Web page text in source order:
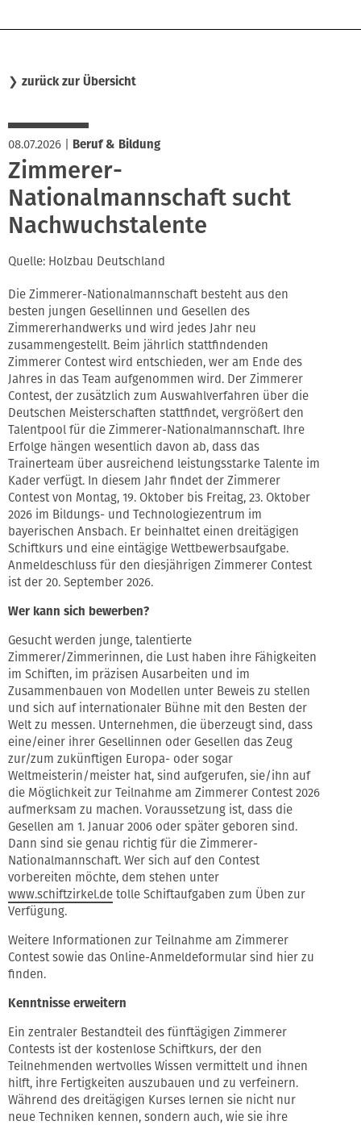
❯ zurück zur Übersicht
08.07.2026 Beruf & Bildung
Zimmerer-
Nationalmannschaft sucht
Nachwuchstalente
Quelle: Holzbau Deutschland
Die Zimmerer-Nationalmannschaft besteht aus den
besten jungen Gesellinnen und Gesellen des
Zimmererhandwerks und wird jedes Jahr neu
zusammengestellt. Beim jährlich stattfindenden
Zimmerer Contest wird entschieden, wer am Ende des
Jahres in das Team aufgenommen wird. Der Zimmerer
Contest, der zusätzlich zum Auswahlverfahren über die
Deutschen Meisterschaften stattfindet, vergrößert den
Talentpool für die Zimmerer-Nationalmannschaft. Ihre
Erfolge hängen wesentlich davon ab, dass das
Trainerteam über ausreichend leistungsstarke Talente im
Kader verfügt. In diesem Jahr findet der Zimmerer
Contest von Montag, 19. Oktober bis Freitag, 23. Oktober
2026 im Bildungs- und Technologiezentrum im
bayerischen Ansbach. Er beinhaltet einen dreitägigen
Schiftkurs und eine eintägige Wettbewerbsaufgabe.
Anmeldeschluss für den diesjährigen Zimmerer Contest
ist der 20. September 2026.
Wer kann sich bewerben?
Gesucht werden junge, talentierte
Zimmerer/Zimmerinnen, die Lust haben ihre Fähigkeiten
im Schiften, im präzisen Ausarbeiten und im
Zusammenbauen von Modellen unter Beweis zu stellen
und sich auf internationaler Bühne mit den Besten der
Welt zu messen. Unternehmen, die überzeugt sind, dass
eine/einer ihrer Gesellinnen oder Gesellen das Zeug
zur/zum zukünftigen Europa- oder sogar
Weltmeisterin/meister hat, sind aufgerufen, sie/ihn auf
die Möglichkeit zur Teilnahme am Zimmerer Contest 2026
aufmerksam zu machen. Voraussetzung ist, dass die
Gesellen am 1. Januar 2006 oder später geboren sind.
Dann sind sie genau richtig für die Zimmerer-
Nationalmannschaft. Wer sich auf den Contest
vorbereiten möchte, dem stehen unter
www.schiftzirkel.de tolle Schiftaufgaben zum Üben zur
Verfügung.
Weitere Informationen zur Teilnahme am Zimmerer
Contest sowie das Online-Anmeldeformular sind hier zu
finden.
Kenntnisse erweitern
Ein zentraler Bestandteil des fünftägigen Zimmerer
Contests ist der kostenlose Schiftkurs, der den
Teilnehmenden wertvolles Wissen vermittelt und ihnen
hilft, ihre Fertigkeiten auszubauen und zu verfeinern.
Während des dreitägigen Kurses lernen sie nicht nur
neue Techniken kennen, sondern auch, wie sie ihre